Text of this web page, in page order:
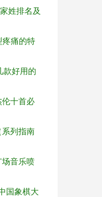
姓排名及
疼痛的特
款好用的
十首必
列指南
音乐喷
国象棋大